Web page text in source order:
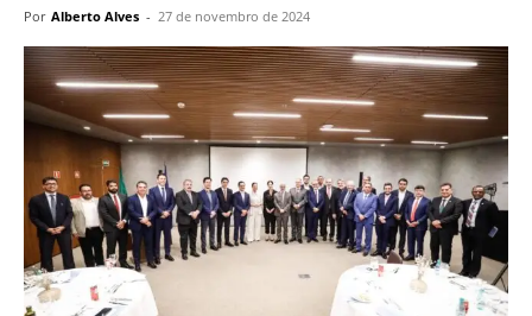
Por Alberto Alves - 27 de novembro de 2024